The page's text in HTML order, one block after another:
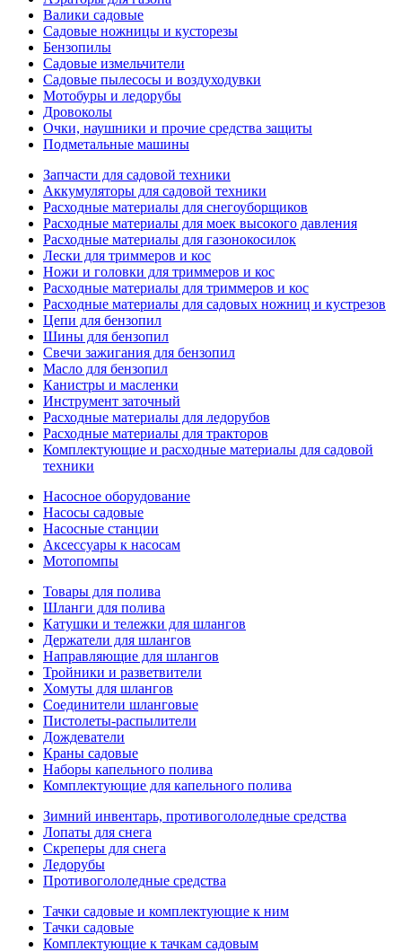
Валики садовые
Садовые ножницы и кусторезы
Бензопилы
Садовые измельчители
Садовые пылесосы и воздуходувки
Мотобуры и ледорубы
Дровоколы
Очки, наушники и прочие средства защиты
Подметальные машины
Запчасти для садовой техники
Аккумуляторы для садовой техники
Расходные материалы для снегоуборщиков
Расходные материалы для моек высокого давления
Расходные материалы для газонокосилок
Лески для триммеров и кос
Ножи и головки для триммеров и кос
Расходные материалы для триммеров и кос
Расходные материалы для садовых ножниц и кустрезов
Цепи для бензопил
Шины для бензопил
Свечи зажигания для бензопил
Масло для бензопил
Канистры и масленки
Инструмент заточный
Расходные материалы для ледорубов
Расходные материалы для тракторов
Комплектующие и расходные материалы для садовой
техники
Насосное оборудование
Насосы садовые
Насосные станции
Аксессуары к насосам
Мотопомпы
Товары для полива
Шланги для полива
Катушки и тележки для шлангов
Держатели для шлангов
Направляющие для шлангов
Тройники и разветвители
Хомуты для шлангов
Соединители шланговые
Пистолеты-распылители
Дождеватели
Краны садовые
Наборы капельного полива
Комплектующие для капельного полива
Зимний инвентарь, противогололедные средства
Лопаты для снега
Скреперы для снега
Ледорубы
Противогололедные средства
Тачки садовые и комплектующие к ним
Тачки садовые
Комплектующие к тачкам садовым